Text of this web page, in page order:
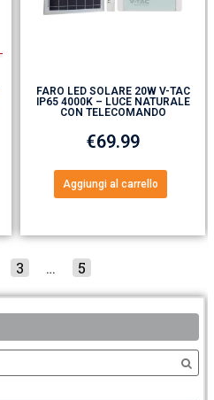
FARO LED SOLARE 20W V-TAC
IP65 4000K – LUCE NATURALE
CON TELECOMANDO
€69.99
Aggiungi al carrello
3 … 5